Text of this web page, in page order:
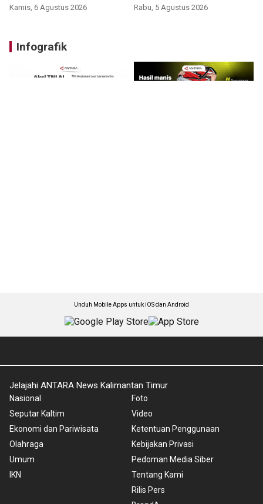
Kamis, 6 Agustus 2026 Rabu, 5 Agustus 2026
Infografik
Unduh Mobile Apps untuk iOS dan Android
Jelajahi ANTARA News Kalimantan Timur
Nasional
Seputar Kaltim
Ekonomi dan Pariwisata
Olahraga
Umum
IKN
Foto
Video
Ketentuan Penggunaan
Kebijakan Privasi
Pedoman Media Siber
Tentang Kami
Rilis Pers